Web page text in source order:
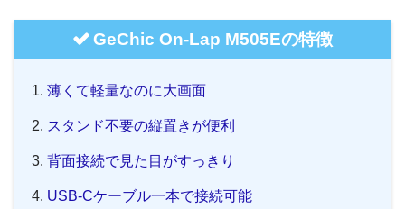
GeChic On-Lap M505Eの特徴
薄くて軽量なのに大画面
スタンド不要の縦置きが便利
背面接続で見た目がすっきり
USB-Cケーブル一本で接続可能